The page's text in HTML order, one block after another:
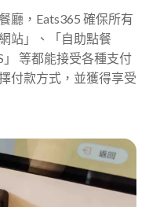
廳，Eats365 確保所有
站」、「自助點餐
」 等都能接受各種支付
付款方式，並獲得享受